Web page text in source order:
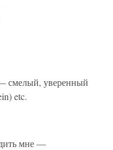
смелый, уверенный
etc.
мне —